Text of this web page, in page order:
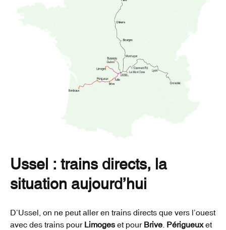
Ussel : trains directs, la
situation aujourd’hui
D’Ussel, on ne peut aller en trains directs que vers l’ouest
avec des trains pour Limoges et pour Brive Périgueuxet